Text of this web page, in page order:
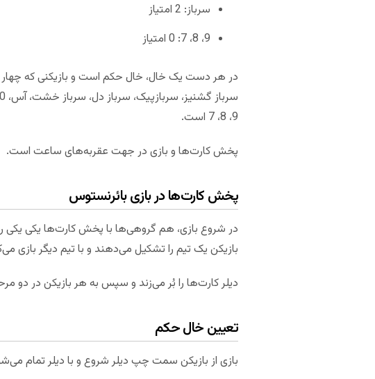
سرباز: 2 امتیاز
9، 8، 7: 0 امتیاز
در هر دست یک خال، خال حکم است و بازیکنی که چهار
9، 8، 7 است.
پخش کارت‌ها و بازی در جهت عقربه‌های ساعت است.
پخش کارت‌ها در بازی بائرنستوس
در شروع بازی، هم گروهی‌ها با پخش کارت‌ها یکی یکی
بازیکن یک تیم را تشکیل می‌دهند و با تیم دیگر بازی
دیلر کارت‌ها را بُر می‌زند و سپس به هر بازیکن در دو مرحله 4 کارت
تعیین خال حکم
بازی از بازیکن سمت چپ دیلر شروع و با دیلر تمام